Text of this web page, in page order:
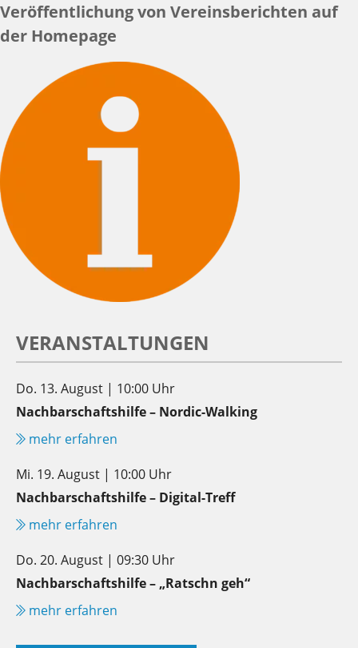
Veröffentlichung von Vereinsberichten auf
der Homepage
VERANSTALTUNGEN
Do. 13. August | 10:00 Uhr
Nachbarschaftshilfe – Nordic-Walking
mehr erfahren
Mi. 19. August | 10:00 Uhr
Nachbarschaftshilfe – Digital-Treff
mehr erfahren
Do. 20. August | 09:30 Uhr
Nachbarschaftshilfe – „Ratschn geh“
mehr erfahren